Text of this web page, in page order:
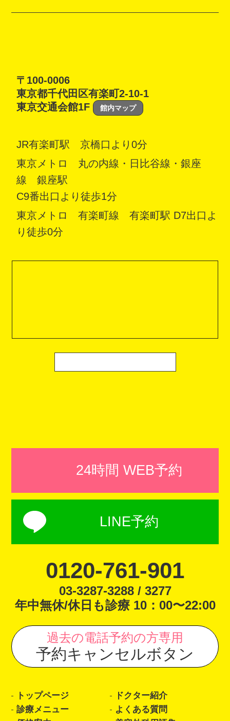
〒100-0006
東京都千代田区有楽町2-10-1
東京交通会館1F
館内マップ
JR有楽町駅 京橋口より0分
東京メトロ 丸の内線・日比谷線・銀座
線 銀座駅
C9番出口より徒歩1分
東京メトロ 有楽町線 有楽町駅 D7出口よ
り徒歩0分
24時間 WEB予約
LINE予約
0120-761-901
03-3287-3288 / 3277
年中無休/休日も診療 10：00〜22:00
過去の電話予約の方専用
予約キャンセルボタン
トップページ
ドクター紹介
診療メニュー
よくある質問